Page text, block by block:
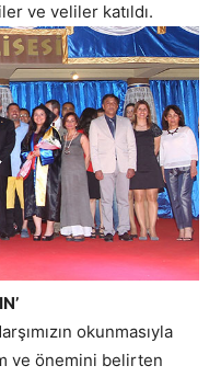
ve veliler katıldı.
okunmasıyla
ve önemini belirten